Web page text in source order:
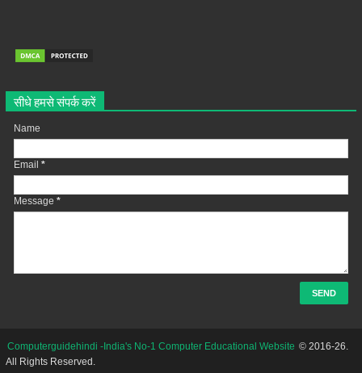
सीधे हमसे संपर्क करें
Name
Email *
Message *
Computerguidehindi -India's No-1 Computer Educational Website © 2016-26.
All Rights Reserved.